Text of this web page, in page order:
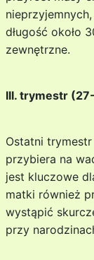
długość około
zewnętrzne.
III. trymestr
Ostatni
przybiera na
jest kluczowe
matki również
wystąpić
przy